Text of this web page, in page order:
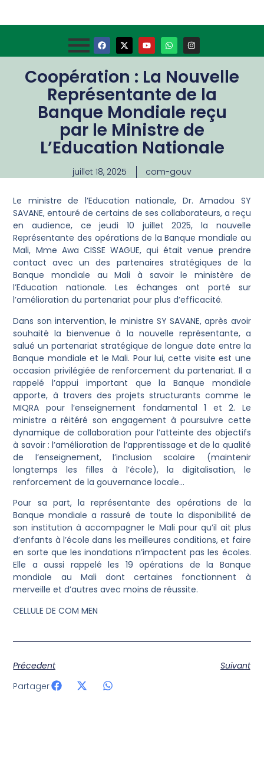
Coopération : La Nouvelle
Représentante de la
Banque Mondiale reçu
par le Ministre de
L’Education Nationale
juillet 18, 2025 com-gouv
Le ministre de l’Education nationale, Dr. Amadou SY
SAVANE, entouré de certains de ses collaborateurs, a reçu
en audience, ce jeudi 10 juillet 2025, la nouvelle
Représentante des opérations de la Banque mondiale au
Mali, Mme Awa CISSE WAGUE, qui était venue prendre
contact avec un des partenaires stratégiques de la
Banque mondiale au Mali à savoir le ministère de
l’Education nationale. Les échanges ont porté sur
l’amélioration du partenariat pour plus d’efficacité.
Dans son intervention, le ministre SY SAVANE, après avoir
souhaité la bienvenue à la nouvelle représentante, a
salué un partenariat stratégique de longue date entre la
Banque mondiale et le Mali. Pour lui, cette visite est une
occasion privilégiée de renforcement du partenariat. Il a
rappelé l’appui important que la Banque mondiale
apporte, à travers des projets structurants comme le
MIQRA pour l’enseignement fondamental 1 et 2. Le
ministre a réitéré son engagement à poursuivre cette
dynamique de collaboration pour l’atteinte des objectifs
à savoir : l’amélioration de l’apprentissage et de la qualité
de l’enseignement, l’inclusion scolaire (maintenir
longtemps les filles à l’école), la digitalisation, le
renforcement de la gouvernance locale…
Pour sa part, la représentante des opérations de la
Banque mondiale a rassuré de toute la disponibilité de
son institution à accompagner le Mali pour qu’il ait plus
d’enfants à l’école dans les meilleures conditions, et faire
en sorte que les inondations n’impactent pas les écoles.
Elle a aussi rappelé les 19 opérations de la Banque
mondiale au Mali dont certaines fonctionnent à
merveille et d’autres avec moins de réussite.
CELLULE DE COM MEN
Précedent
Suivant
Partager